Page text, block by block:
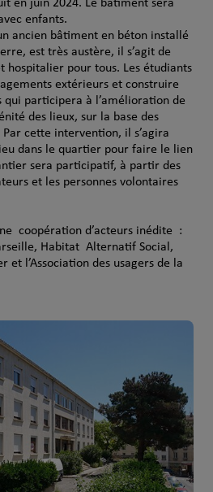
en juin 2024. Le bâtiment sera
enfants.
ancien bâtiment en béton installé
est très austère, il s’agit de
hospitalier pour tous. Les étudiants
extérieurs et construire
participera à l’amélioration de
des lieux, sur la base des
cette intervention, il s’agira
dans le quartier pour faire le lien
sera participatif, à partir des
et les personnes volontaires
coopération d’acteurs inédite :
Habitat Alternatif Social,
et l’Association des usagers de la